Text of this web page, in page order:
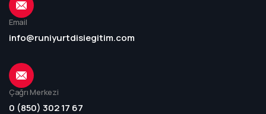
Email
info@runiyurtdisiegitim.com
Çağrı Merkezi
0 (850) 302 17 67